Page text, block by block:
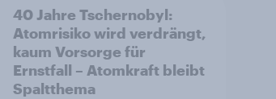
40 Jahre Tschernobyl:
Atomrisiko wird verdrängt,
kaum Vorsorge für
Ernstfall – Atomkraft bleibt
Spaltthema